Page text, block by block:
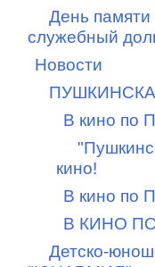
День памяти
служебный
Новости
В кино
кино!
В кино
В КИНО
Детско-